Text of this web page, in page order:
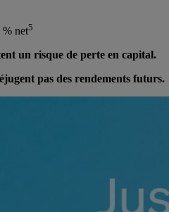
% net5
un risque de perte en capital.
pas des rendements futurs.